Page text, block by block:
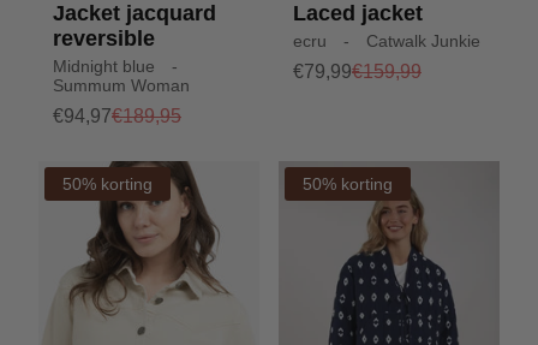
Jacket jacquard
reversible
Midnight blue -
Summum Woman
€94,97€189,95
Laced jacket
ecru - Catwalk Junkie
€79,99€159,99
50% korting 50% korting